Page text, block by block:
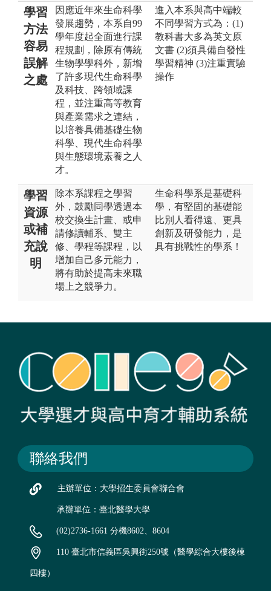
學習
方法
容易
誤解
之處
因應近年來生命科學
發展趨勢，本系自99
學年度起全面進行課
程規劃，除原有傳統
生物學學科外，新增
了許多現代生命科學
及科技、跨領域課
程，並注重高等教育
與產業需求之連結，
以培養具備基礎生物
科學、現代生命科學
與生態環境素養之人
才。
進入本系與高中端較
不同學習方式為：(1)
教科書大多為英文原
文書 (2)須具備自發性
學習精神 (3)注重實驗
操作
學習
資源
或補
充說
明
除本系課程之學習
外，鼓勵同學透過本
校交換生計畫、或申
請修讀輔系、雙主
修、學程等課程，以
增加自己多元能力，
將有助於提高未來職
場上之競爭力。
生命科學系是基礎科
學，有堅固的基礎能
比別人看得遠、更具
創新及研發能力，是
具有挑戰性的學系！
聯絡我們
主辦單位：大學招生委員會聯合會
承辦單位：臺北醫學大學
(02)2736-1661 分機8602、8604
110 臺北市信義區吳興街250號（醫學綜合大樓後棟
四樓）